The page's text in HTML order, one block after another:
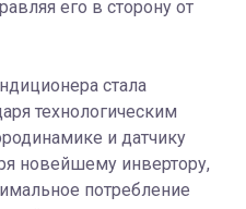
его в сторону от
стала
технологическим
и датчику
новейшему инвертору,
потребление